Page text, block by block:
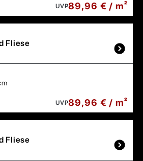
UVP89,96 € / m²
Fliese
UVP89,96 € / m²
Fliese